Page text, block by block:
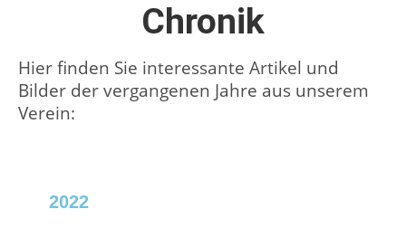
Chronik
Hier finden Sie interessante Artikel und
Bilder der vergangenen Jahre aus unserem
Verein:
2022